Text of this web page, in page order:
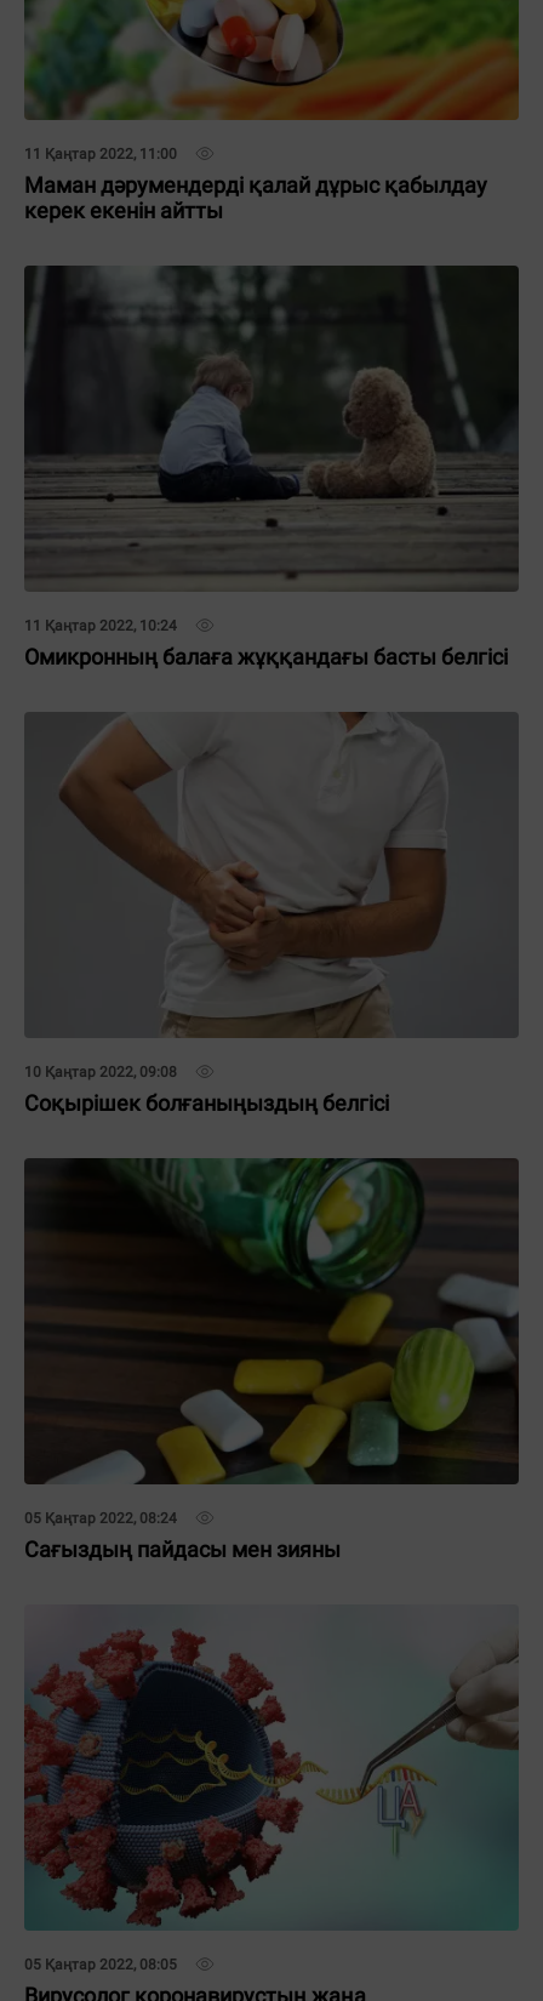
11 Қаңтар 2022, 11:00
Маман дәрумендерді қалай дұрыс қабылдау
керек екенін айтты
11 Қаңтар 2022, 10:24
Омикронның балаға жұққандағы басты белгісі
10 Қаңтар 2022, 09:08
Соқырішек болғаныңыздың белгісі
05 Қаңтар 2022, 08:24
Сағыздың пайдасы мен зияны
05 Қаңтар 2022, 08:05
Вирусолог коронавирустың жаңа